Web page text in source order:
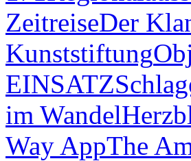
ZeitreiseDer
Kunststiftung
EINSATZ
im Wandel
Way AppThe